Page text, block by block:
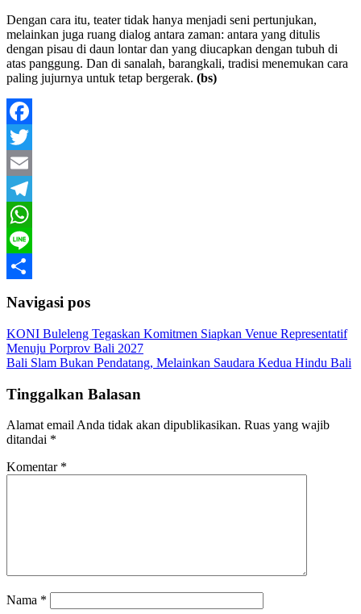
Dengan cara itu, teater tidak hanya menjadi seni pertunjukan,
melainkan juga ruang dialog antara zaman: antara yang ditulis
dengan pisau di daun lontar dan yang diucapkan dengan tubuh di
atas panggung. Dan di sanalah, barangkali, tradisi menemukan cara
paling jujurnya untuk tetap bergerak. (bs)
Facebook
Twitter
Email
Telegram
WhatsApp
Line
Navigasi pos
KONI Buleleng Tegaskan Komitmen Siapkan Venue Representatif
Menuju Porprov Bali 2027
Bali Slam Bukan Pendatang, Melainkan Saudara Kedua Hindu Bali
Tinggalkan Balasan
Alamat email Anda tidak akan dipublikasikan. Ruas yang wajib
ditandai *
Komentar *
Nama *